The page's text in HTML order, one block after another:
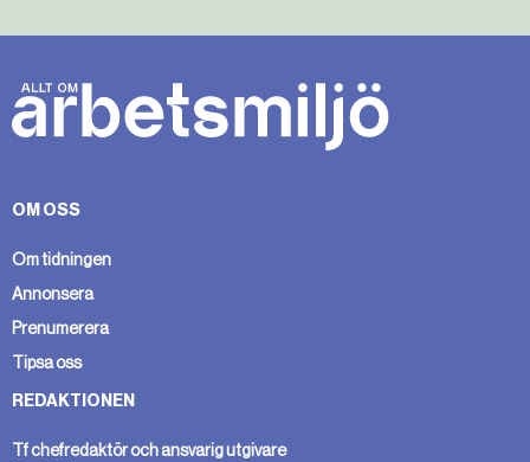
OM OSS
Om tidningen
Annonsera
Prenumerera
Tipsa oss
REDAKTIONEN
Tf chefredaktör och ansvarig utgivare